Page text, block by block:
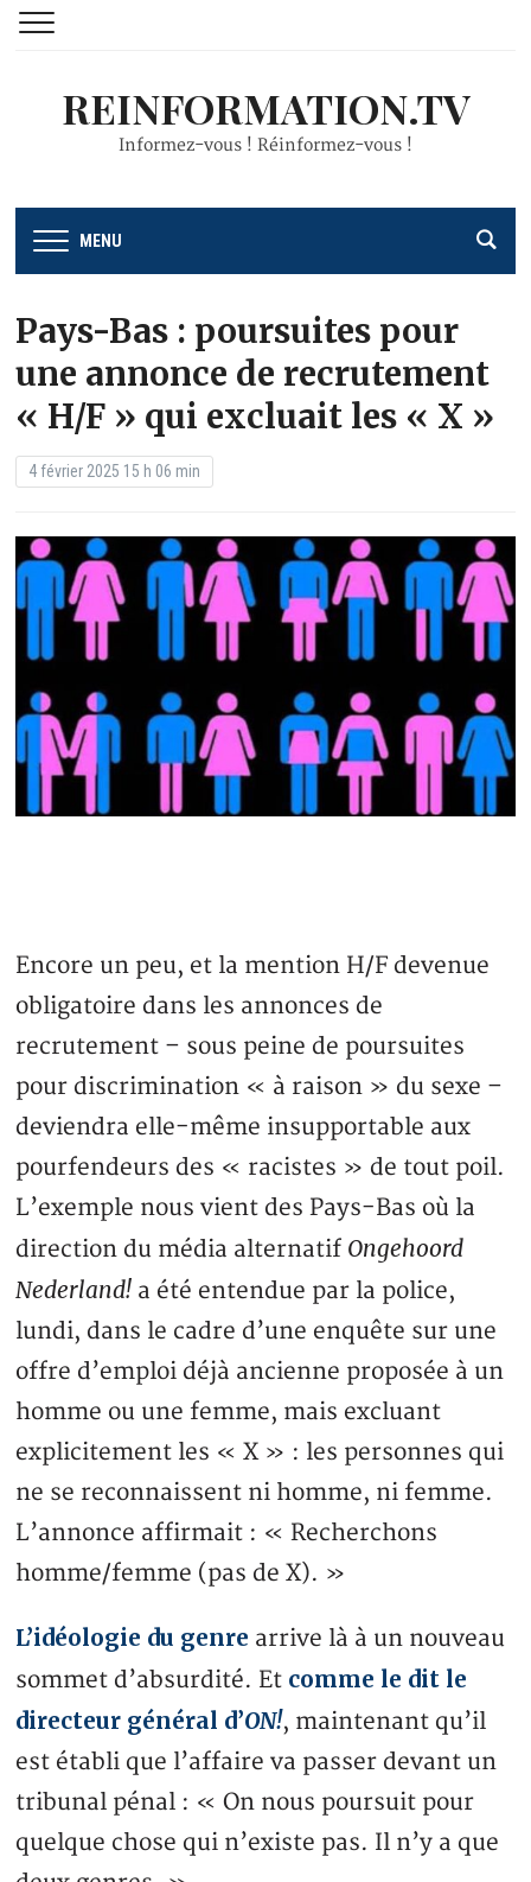
REINFORMATION.TV
Informez-vous ! Réinformez-vous !
MENU
Pays-Bas : poursuites pour
une annonce de recrutement
« H/F » qui excluait les « X »
4 février 2025 15 h 06 min
Encore un peu, et la mention H/F devenue
obligatoire dans les annonces de
recrutement – sous peine de poursuites
pour discrimination « à raison » du sexe –
deviendra elle-même insupportable aux
pourfendeurs des « racistes » de tout poil.
L’exemple nous vient des Pays-Bas où la
direction du média alternatif Ongehoord
Nederland! a été entendue par la police,
lundi, dans le cadre d’une enquête sur une
offre d’emploi déjà ancienne proposée à un
homme ou une femme, mais excluant
explicitement les « X » : les personnes qui
ne se reconnaissent ni homme, ni femme.
L’annonce affirmait : « Recherchons
homme/femme (pas de X). »
L’idéologie du genre arrive là à un nouveau
sommet d’absurdité. Et comme le dit le
directeur général d’ON!, maintenant qu’il
est établi que l’affaire va passer devant un
tribunal pénal : « On nous poursuit pour
quelque chose qui n’existe pas. Il n’y a que